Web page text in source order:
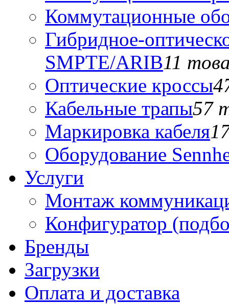
Коммутационные
Гибридное-
SMPTE/ARIB11
Оптические кроссы
Кабельные трапы57
Маркировка кабеля
Оборудование
Услуги
Монтаж
Конфигуратор
Бренды
Загрузки
Оплата и доставка